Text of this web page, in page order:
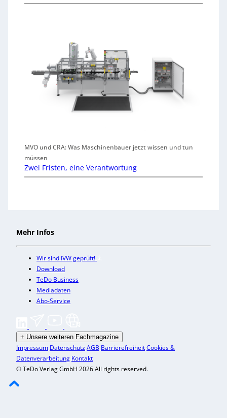
MVO und CRA: Was Maschinenbauer jetzt wissen und tun
müssen
Zwei Fristen, eine Verantwortung
Mehr Infos
Wir sind IVW geprüft!
Download
TeDo Business
Mediadaten
Abo-Service
+ Unsere weiteren Fachmagazine
Impressum DatenschutzAGB BarrierefreiheitCookies &
Datenverarbeitung Kontakt
© TeDo Verlag GmbH 2026 All rights reserved.